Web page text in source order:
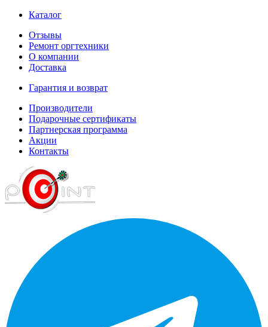
Каталог
Отзывы
Ремонт оргтехники
О компании
Доставка
Гарантия и возврат
Производители
Подарочные сертификаты
Партнерская программа
Акции
Контакты